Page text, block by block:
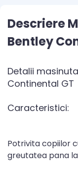
Descriere
Bentley
Detalii
Continental GT
Caracteristici:
Potrivita copiilor
greutatea pana